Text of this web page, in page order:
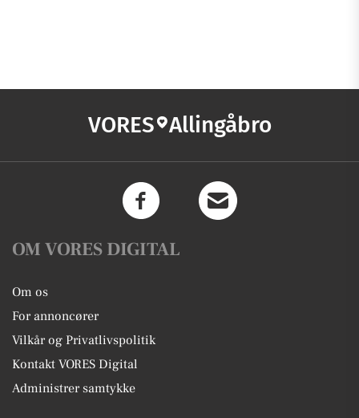
VORES Allingåbro
OM VORES DIGITAL
Om os
For annoncører
Vilkår og Privatlivspolitik
Kontakt VORES Digital
Administrer samtykke